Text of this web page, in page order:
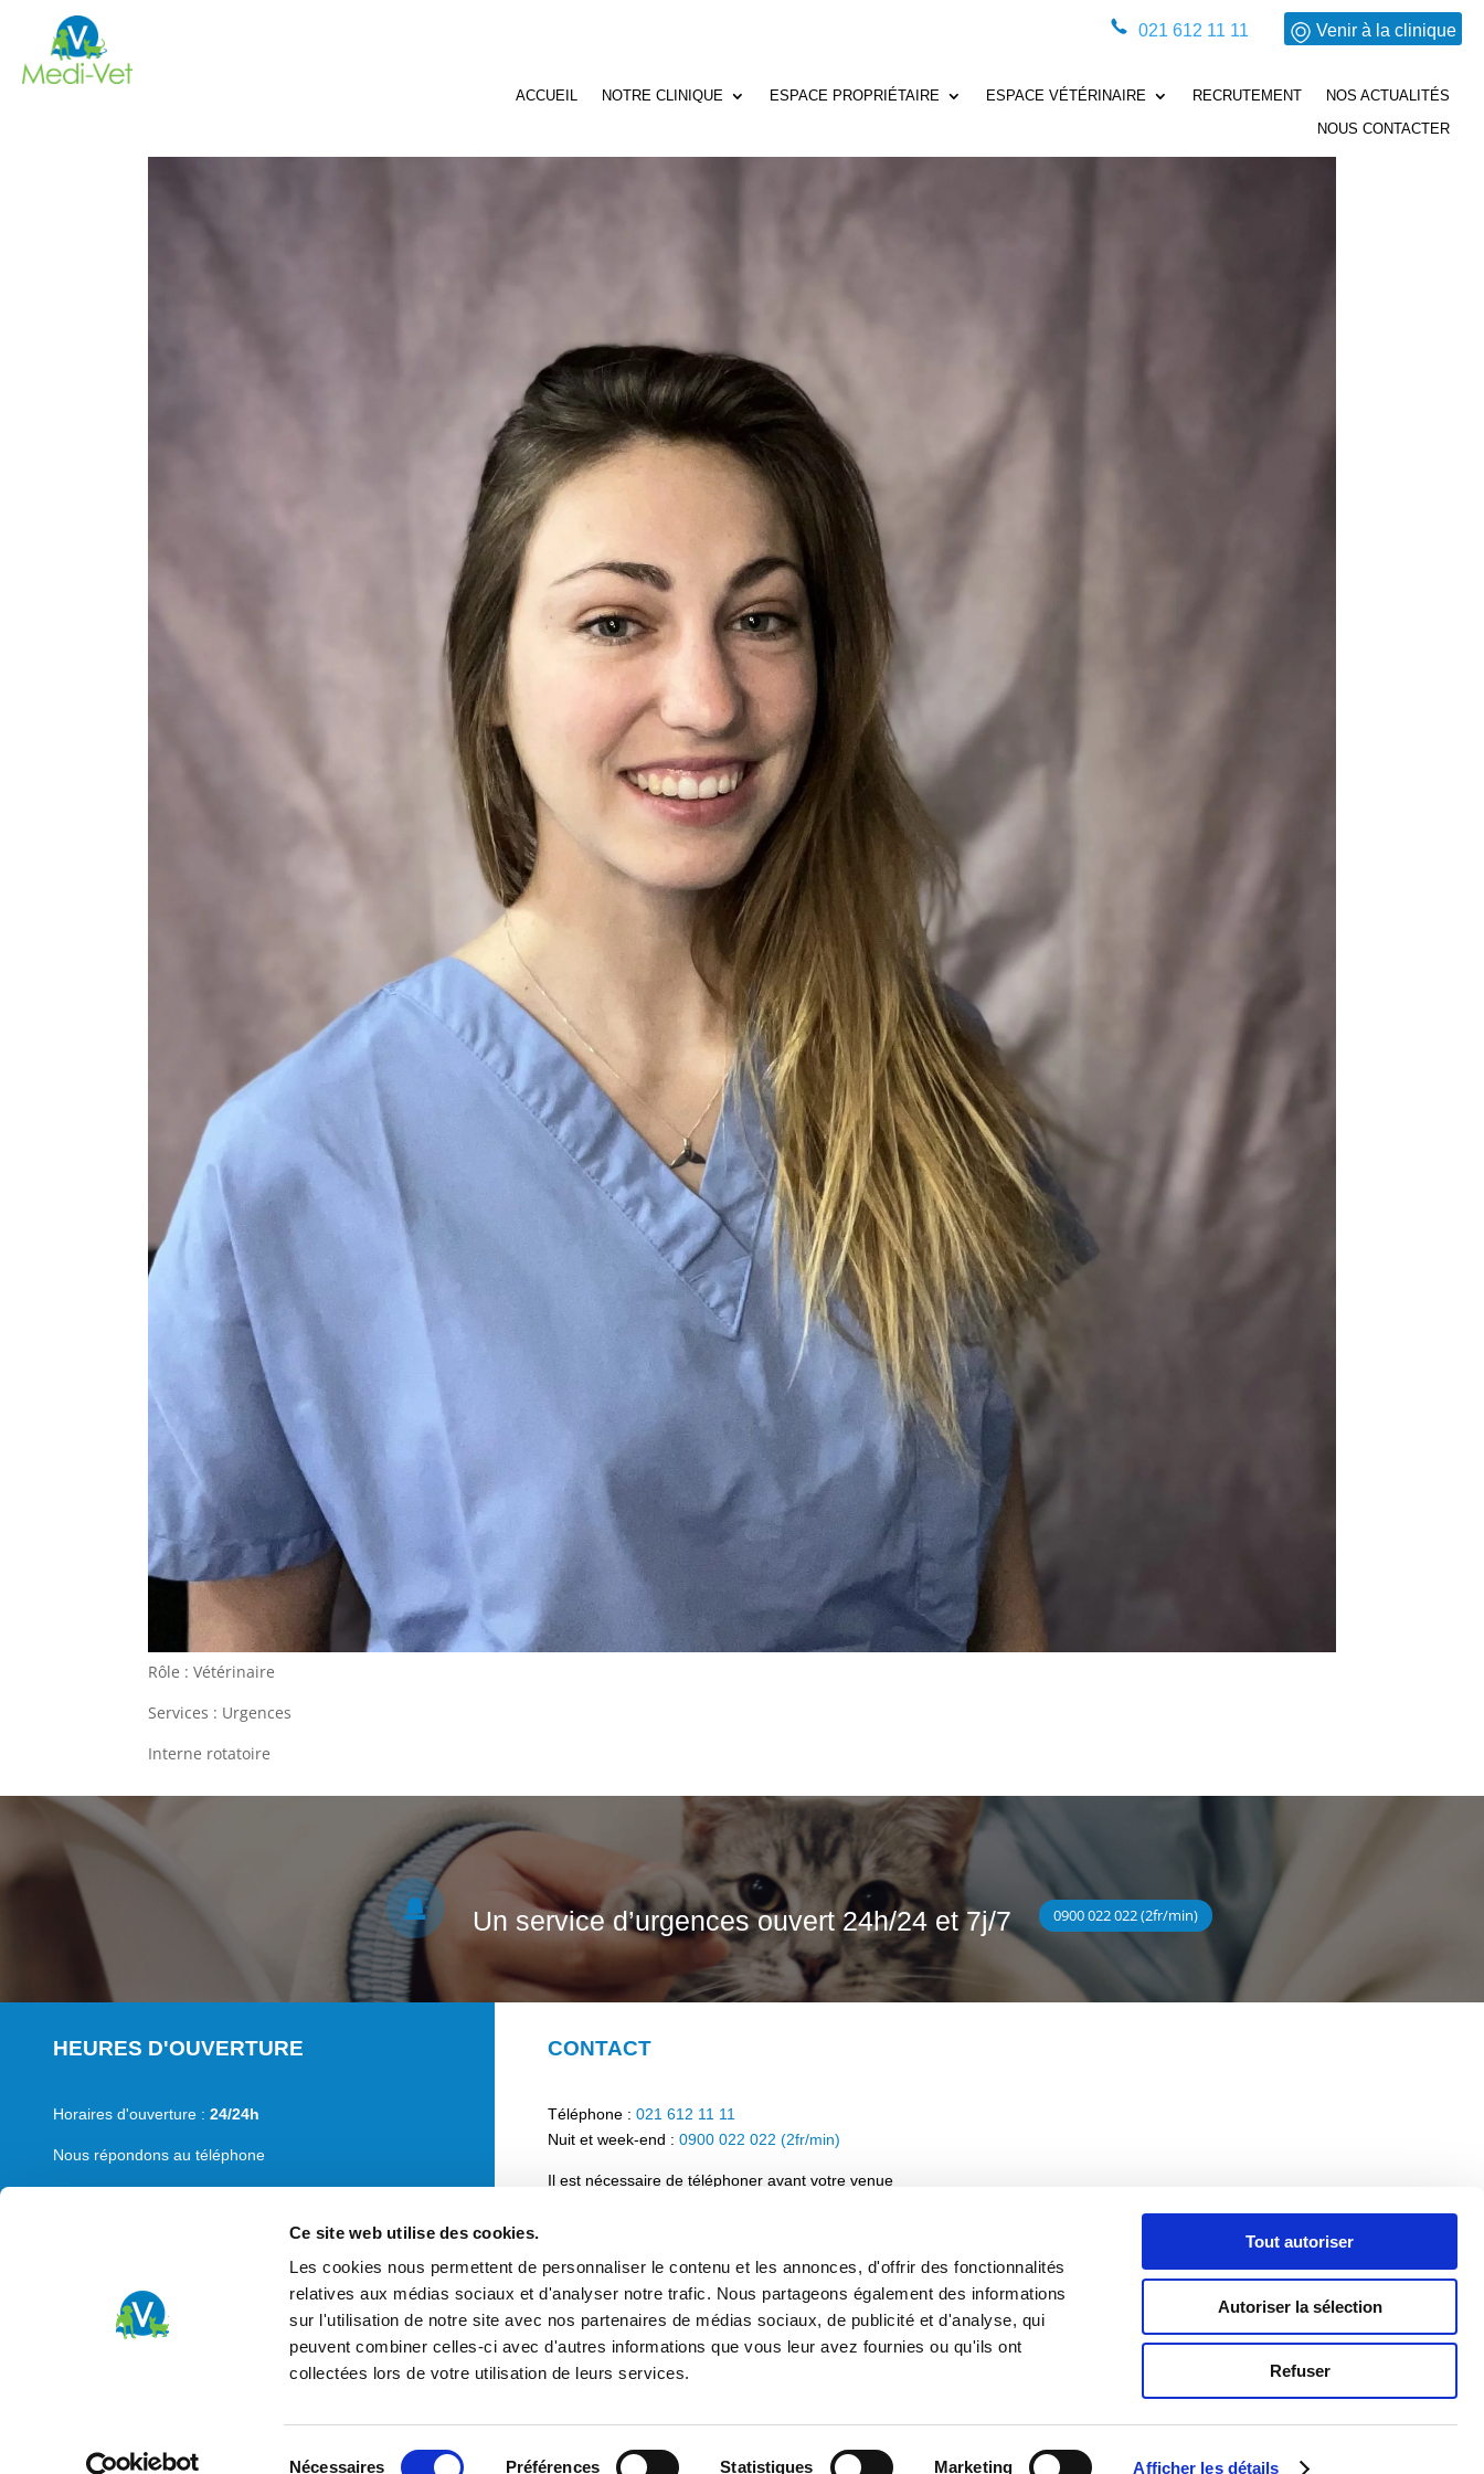
Ce site web utilise des cookies.
Les cookies nous permettent de personnaliser le contenu et les annonces, d'offrir des fonctionnalités
relatives aux médias sociaux et d'analyser notre trafic. Nous partageons également des informations
sur l'utilisation de notre site avec nos partenaires de médias sociaux, de publicité et d'analyse, qui
peuvent combiner celles-ci avec d'autres informations que vous leur avez fournies ou qu'ils ont
collectées lors de votre utilisation de leurs services.
Nécessaires Préférences Statistiques Marketing Afficher les détails
Tout autoriser
Autoriser la sélection
Refuser
021 612 11 11 Venir à la clinique
ACCUEIL NOTRE CLINIQUE ESPACE PROPRIÉTAIRE ESPACE VÉTÉRINAIRE RECRUTEMENT
NOS ACTUALITÉS
NOUS CONTACTER
Charlène
Rôle : Vétérinaire
Services : Urgences
Interne rotatoire
Un service d’urgences ouvert 24h/24 et 7j/7 0900 022 022 (2fr/min)
HEURES D'OUVERTURE
Horaires d'ouverture : 24/24h
Nous répondons au téléphone
numéro d'urgences 24/24h
toutes les nuits et week-end
CONTACT
Téléphone : 021 612 11 11
Nuit et week-end : 0900 022 022 (2fr/min)
Il est nécessaire de téléphoner avant votre venue
E-mail comptabilité :administration@medivetsa.ch
© Copyright 2024
Déclaration de protection des données
Mentions légales
RéalisationAgence Synerg-In